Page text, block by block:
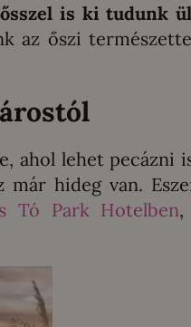
ősszel is ki tudunk
az őszi
ahol lehet pecázni
hideg van.
Tó Park Hotelben,